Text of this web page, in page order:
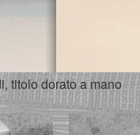
titolo dorato a mano